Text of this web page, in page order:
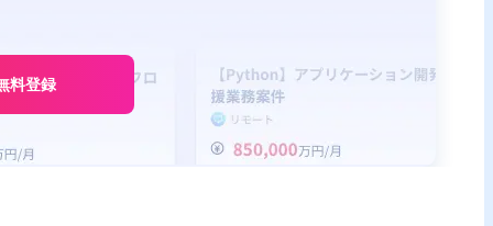
料登録